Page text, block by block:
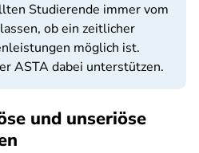
Studierende immer vom
ob ein zeitlicher
möglich ist.
ASTA dabei unterstützen.
und unseriöse